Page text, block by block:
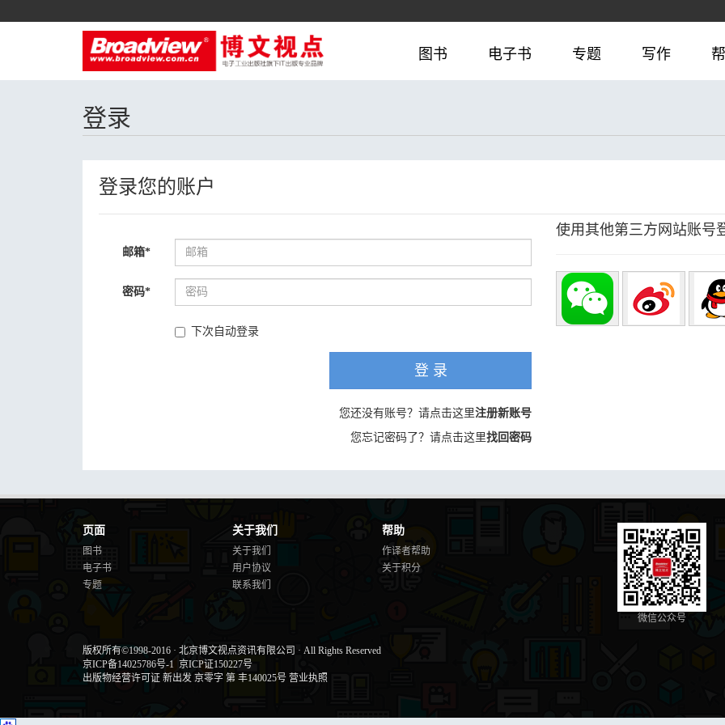
图书 电子书 专题 写作
登录
登录您的账户
邮箱*
密码*
下次自动登录
登 录
您还没有账号？请点击这里注册新账号
您忘记密码了？请点击这里找回密码
使用其他第三方网站账号
页面
图书
电子书
专题
关于我们
关于我们
用户协议
联系我们
帮助
作译者帮助
关于积分
微信公众号
版权所有©1998-2016 · 北京博文视点资讯有限公司 · All Rights Reserved
京ICP备14025786号-1 京ICP证150227号
出版物经营许可证 新出发 京零字 第 丰140025号 营业执照